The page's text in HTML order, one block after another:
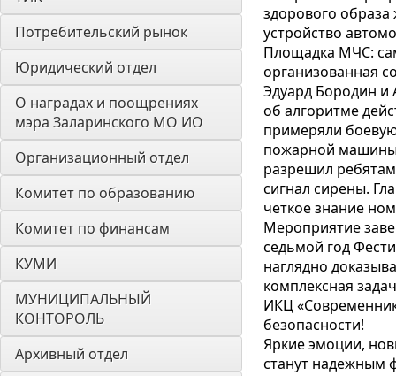
Потребительский рынок
Юридический отдел
О наградах и поощрениях
мэра Заларинского МО ИО
Организационный отдел
Комитет по образованию
Комитет по финансам
КУМИ
МУНИЦИПАЛЬНЫЙ
КОНТОРОЛЬ
Архивный отдел
здорового
устройство
Площадка МЧС:
организованная
Эдуард Бородин и
об алгоритме
примеряли
пожарной
разрешил
сигнал сирены.
четкое знание
Мероприятие
седьмой год
наглядно
комплексная
ИКЦ
безопасности!
Яркие эмоции,
станут надежным